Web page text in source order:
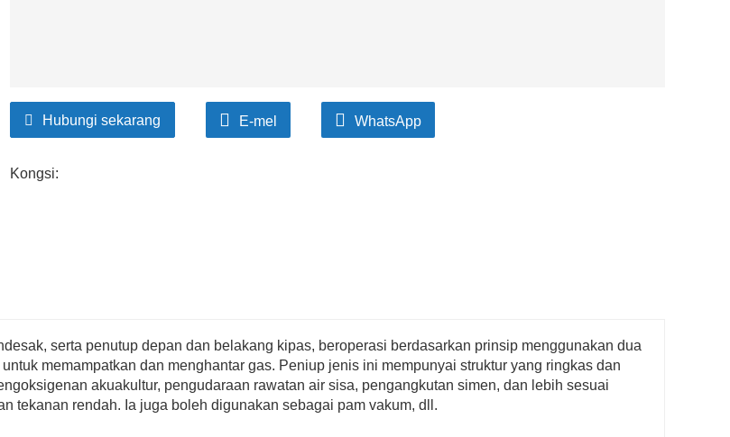
Hubungi sekarang E-mel WhatsApp
Kongsi:
serta penutup depan dan belakang kipas, beroperasi berdasarkan prinsip menggunakan dua
memampatkan dan menghantar gas. Peniup jenis ini mempunyai struktur yang ringkas dan
akuakultur, pengudaraan rawatan air sisa, pengangkutan simen, dan lebih sesuai
tekanan rendah. Ia juga boleh digunakan sebagai pam vakum, dll.